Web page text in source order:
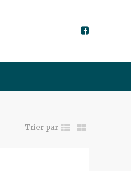
Trier par